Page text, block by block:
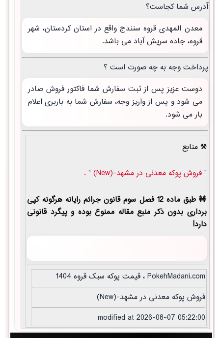
آدرس شما کجاست؟
معدن المهدی قروه سنندج واقع در استان کردستان، شهر
قروه، جاده سریش آباد می باشد.
پرداخت وجه به چه صورت است ؟
دوست عزیز پس از ثبت سفارش شما فاکتور فروش صادر
می شود و پس از واریز وجه، سفارش شما به باربری اعلام
بار می شود.
منابع
"فروش پوکه معدنی در مشهد-(New) " .
طبق ماده 12 فصل سوم قانون جرائم رایانه هرگونه کپی
برداری بدون ذکر منبع مقاله ممنوع بوده و پیگرد قانونی
دارد!
PokehMadani.com ، قیمت پوکه سبک قروه 1404
فروش پوکه معدنی در مشهد-(New)
modified at 2026-08-07 05:22:00